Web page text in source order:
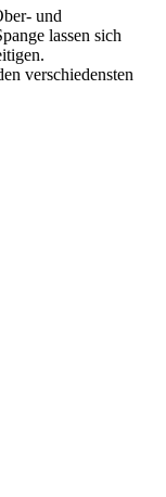
und
lassen sich
verschiedensten